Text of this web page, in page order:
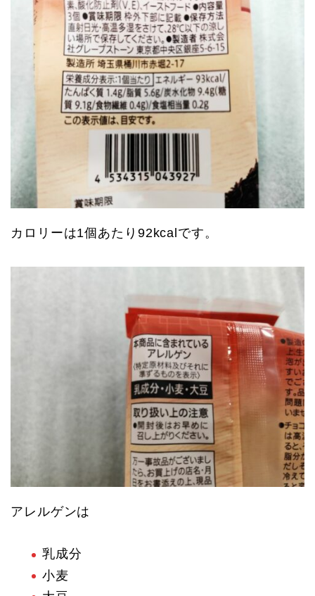
カロリーは1個あたり92kcalです。
アレルゲンは
乳成分
小麦